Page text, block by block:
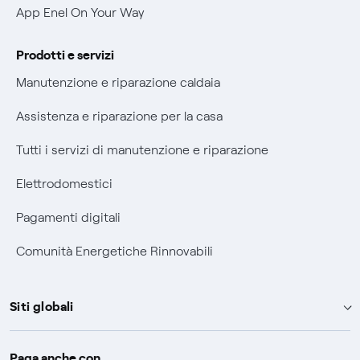
Agevolazione utenti con disabilità per offerte Fibra
App Enel On Your Way
Prodotti e servizi
Manutenzione e riparazione caldaia
Assistenza e riparazione per la casa
Tutti i servizi di manutenzione e riparazione
Elettrodomestici
Pagamenti digitali
Comunità Energetiche Rinnovabili
Siti globali
Enel Group